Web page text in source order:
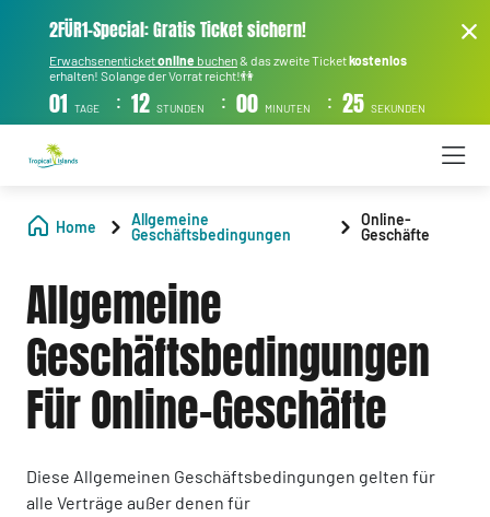
2FÜR1-Special: Gratis Ticket sichern!
Erwachsenenticketonline buchen& das zweite Ticketkostenlos
erhalten! Solange der Vorrat reicht!👫
01 TAGE : 12 STUNDEN : 00 MINUTEN : 24 SEKUNDEN
Home
Allgemeine
Geschäftsbedingungen
Online-
Geschäfte
Allgemeine
Geschäftsbedingungen
Für Online-Geschäfte
Diese Allgemeinen Geschäftsbedingungen gelten für
alle Verträge außer denen für